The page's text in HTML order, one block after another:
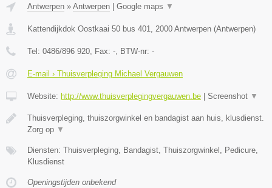
Antwerpen » Antwerpen Google maps ▼
Kattendijkdok Oostkaai 50 bus 401, 2000 Antwerpen (Antwerpen)
Tel: 0486/896 920, Fax: -, BTW-nr: -
E-mail › Thuisverpleging Michael Vergauwen
Website: http://www.thuisverplegingvergauwen.be Screenshot ▼
Thuisverpleging, thuiszorgwinkel en bandagist aan huis, klusdienst.
Zorg op ▼
Diensten: Thuisverpleging, Bandagist, Thuiszorgwinkel, Pedicure,
Klusdienst
Openingstijden onbekend